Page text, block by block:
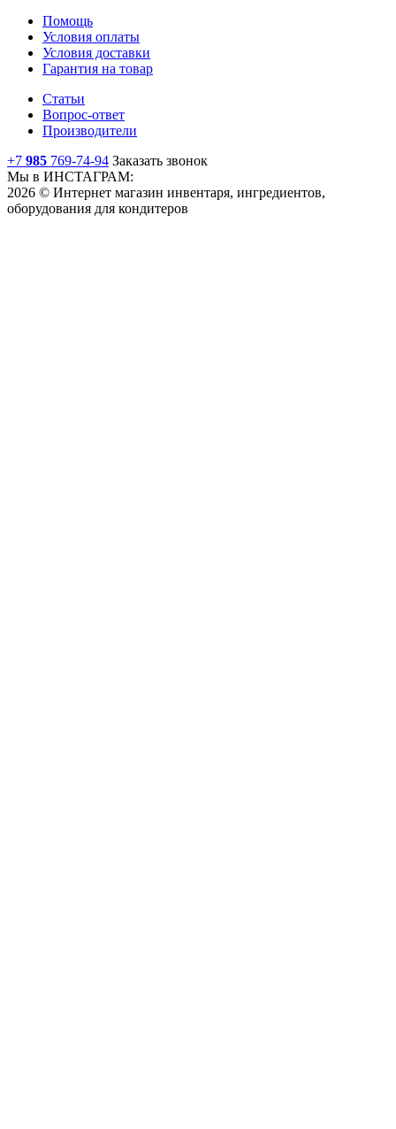
Помощь
Условия оплаты
Условия доставки
Гарантия на товар
Статьи
Вопрос-ответ
Производители
+7 985 769-74-94 Заказать звонок
Мы в ИНСТАГРАМ:
2026 © Интернет магазин инвентаря, ингредиентов,
оборудования для кондитеров